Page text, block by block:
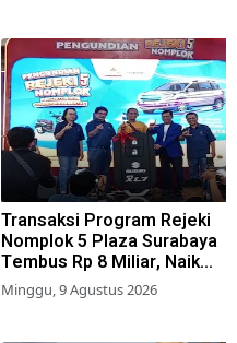
Transaksi Program Rejeki
Nomplok 5 Plaza Surabaya
Tembus Rp 8 Miliar, Naik
57,2 Persen dari Tahun Lalu
Minggu, 9 Agustus 2026